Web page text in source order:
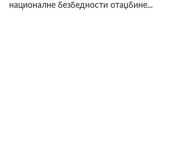
националне безбедности отаџбине...